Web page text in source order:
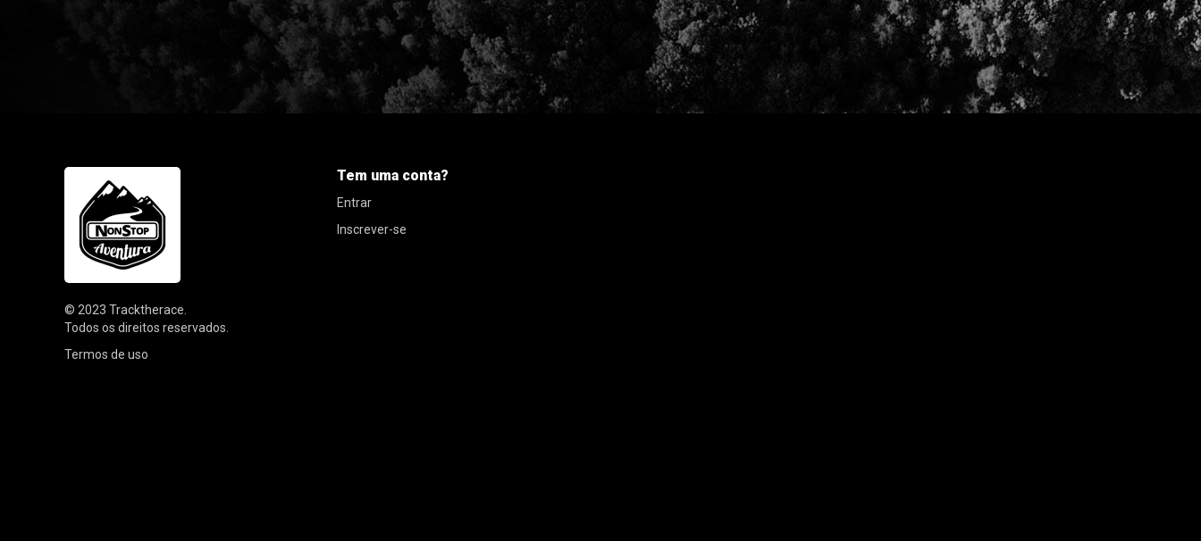
© 2023 Tracktherace
Todos os direitos reservados.
Termos de uso
Tem uma conta?
Entrar
Inscrever-se